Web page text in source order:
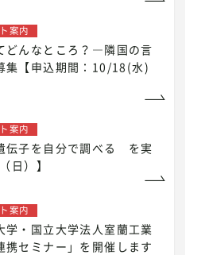
案内
どんなところ？―隣国の言
集【申込期間：10/18(水)
案内
伝子を自分で調べる を実
日）】
案内
学・国立大学法人室蘭工業
セミナー」を開催します